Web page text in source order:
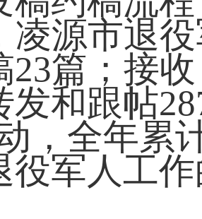
凌源市退
23篇；接
发和跟帖
，全年累
役军人工